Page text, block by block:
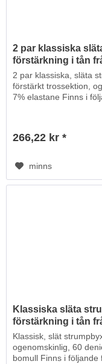
2 par klassiska
förstärkning i tån
2 par klassiska, släta
förstärkt trossektion,
7% elastane Finns i
266,22 kr *
minns
Klassiska släta
förstärkning i tån
Klassisk, slät
ogenomskinlig, 60
bomull Finns i följande